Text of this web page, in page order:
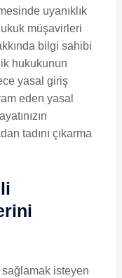
uyanıklık
müşavirleri
bilgi sahibi
hukukunun
yasal giriş
eden yasal
tadını çıkarma
isteyen